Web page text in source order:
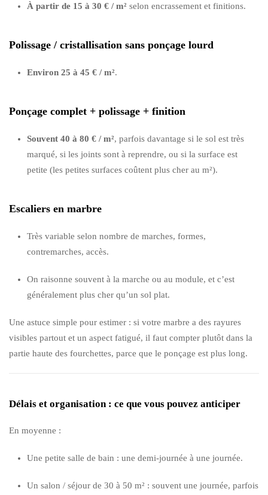
À partir de 15 à 30 € / m² selon encrassement et finitions.
Polissage / cristallisation sans ponçage lourd
Environ 25 à 45 € / m².
Ponçage complet + polissage + finition
Souvent 40 à 80 € / m², parfois davantage si le sol est très
marqué, si les joints sont à reprendre, ou si la surface est
petite (les petites surfaces coûtent plus cher au m²).
Escaliers en marbre
Très variable selon nombre de marches, formes,
contremarches, accès.
On raisonne souvent à la marche ou au module, et c’est
généralement plus cher qu’un sol plat.
Une astuce simple pour estimer : si votre marbre a des rayures
visibles partout et un aspect fatigué, il faut compter plutôt dans la
partie haute des fourchettes, parce que le ponçage est plus long.
Délais et organisation : ce que vous pouvez anticiper
En moyenne :
Une petite salle de bain : une demi-journée à une journée.
Un salon / séjour de 30 à 50 m² : souvent une journée, parfois